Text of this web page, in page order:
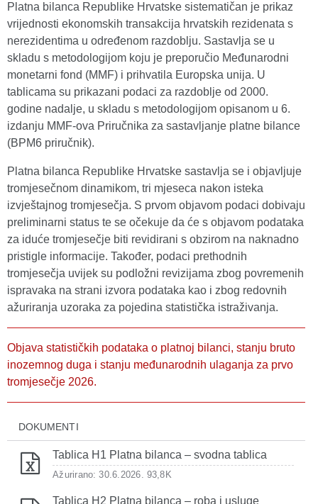
Platna bilanca Republike Hrvatske sistematičan je prikaz
vrijednosti ekonomskih transakcija hrvatskih rezidenata s
nerezidentima u određenom razdoblju. Sastavlja se u
skladu s metodologijom koju je preporučio Međunarodni
monetarni fond (MMF) i prihvatila Europska unija. U
tablicama su prikazani podaci za razdoblje od 2000.
godine nadalje, u skladu s metodologijom opisanom u 6.
izdanju MMF-ova Priručnika za sastavljanje platne bilance
(BPM6 priručnik).
Platna bilanca Republike Hrvatske sastavlja se i objavljuje
tromjesečnom dinamikom, tri mjeseca nakon isteka
izvještajnog tromjesečja. S prvom objavom podaci dobivaju
preliminarni status te se očekuje da će s objavom podataka
za iduće tromjesečje biti revidirani s obzirom na naknadno
pristigle informacije. Također, podaci prethodnih
tromjesečja uvijek su podložni revizijama zbog povremenih
ispravaka na strani izvora podataka kao i zbog redovnih
ažuriranja uzoraka za pojedina statistička istraživanja.
Objava statističkih podataka o platnoj bilanci, stanju bruto
inozemnog duga i stanju međunarodnih ulaganja za prvo
tromjesečje 2026.
DOKUMENTI
Tablica H1 Platna bilanca – svodna tablica
Ažurirano: 30.6.2026. 93,8K
Tablica H2 Platna bilanca – roba i usluge